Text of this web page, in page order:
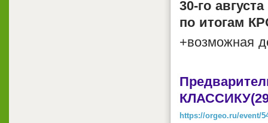
30-го
по итогам
+возможная
https://orgeo.ru/event/